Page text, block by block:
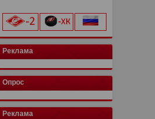
Реклама
Опрос
Реклама